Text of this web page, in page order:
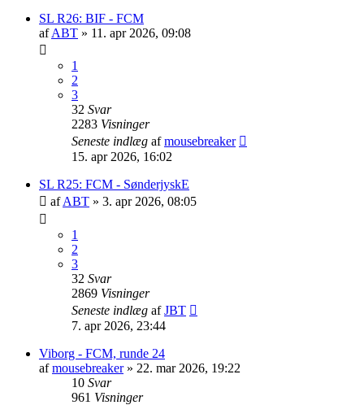
SL R26: BIF - FCM
afABT » 11. apr 2026, 09:08
1
2
3
32 Svar
2283 Visninger
Seneste indlæg afmousebreaker
15. apr 2026, 16:02
SL R25: FCM - SønderjyskE
afABT » 3. apr 2026, 08:05
1
2
3
32 Svar
2869 Visninger
Seneste indlæg afJBT
7. apr 2026, 23:44
Viborg - FCM, runde 24
afmousebreaker» 22. mar 2026, 19:22
10 Svar
961 Visninger